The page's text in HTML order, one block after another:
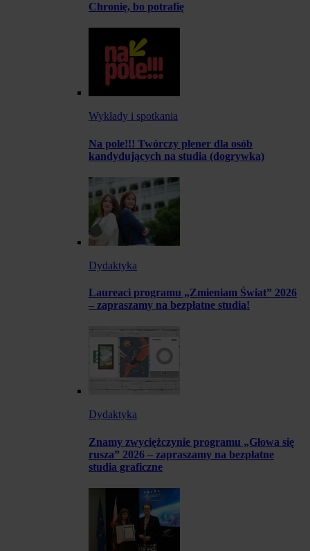
Chronię, bo potrafię
Wykłady i spotkania
Na pole!!! Twórczy plener dla osób
kandydujących na studia (dogrywka)
Dydaktyka
Laureaci programu „Zmieniam Świat” 2026
– zapraszamy na bezpłatne studia!
Dydaktyka
Znamy zwyciężczynie programu „Głowa się
rusza” 2026 – zapraszamy na bezpłatne
studia graficzne